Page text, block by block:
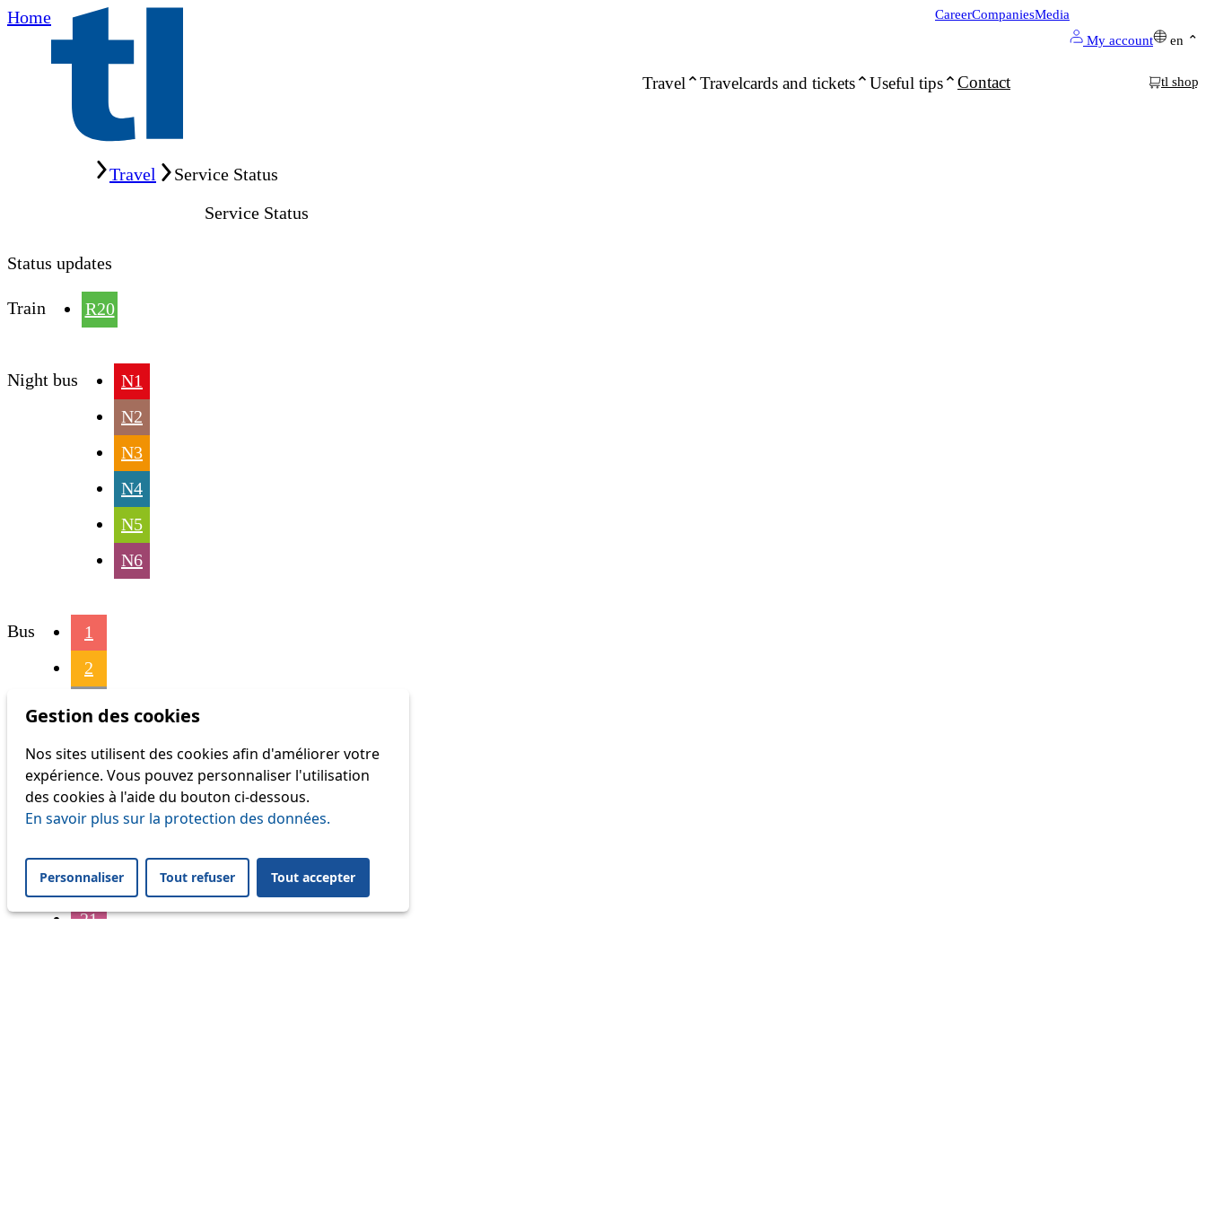
Home
Travel Travelcards and tickets Useful tips Contact
CareerCompaniesMedia
My account
en
tl shop
Travel
Service Status
Service Status
Status updates
Train R20
Night bus
N1
N2
N3
N4
N5
N6
Bus
1
2
6
16
18
21
Gestion des cookies
Nos sites utilisent des cookies afin d'améliorer votre
expérience. Vous pouvez personnaliser l'utilisation
des cookies à l'aide du bouton ci-dessous.
En savoir plus sur la protection des données.
Personnaliser Tout refuser Tout accepter